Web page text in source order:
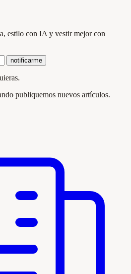
estilo con IA y vestir mejor con
notificarme
publiquemos nuevos artículos.